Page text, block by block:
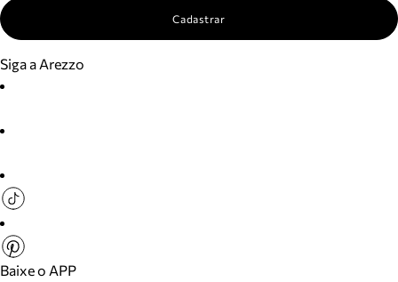
Cadastrar
Siga a Arezzo
Baixe o APP